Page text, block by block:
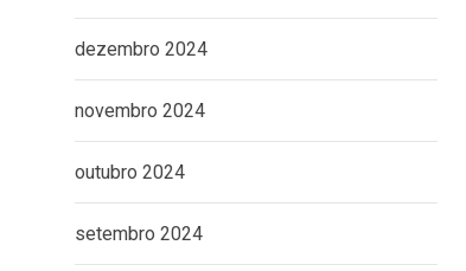
dezembro 2024
novembro 2024
outubro 2024
setembro 2024